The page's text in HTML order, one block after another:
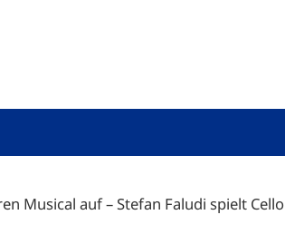
Musical auf – Stefan Faludi spielt Cello